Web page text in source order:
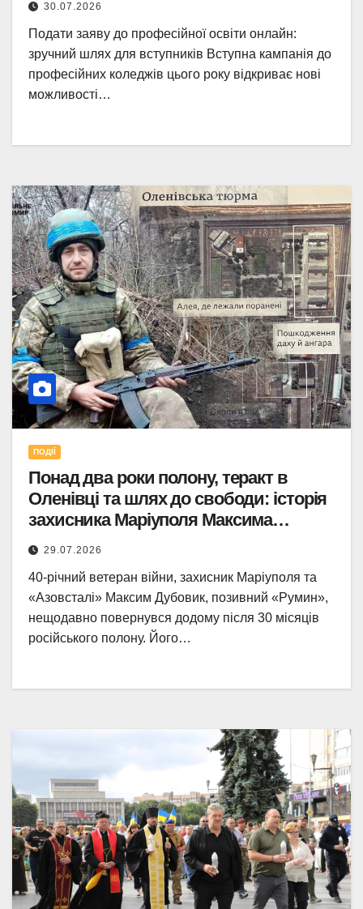
30.07.2026
Подати заяву до професійної освіти онлайн:
зручний шлях для вступників Вступна кампанія до
професійних коледжів цього року відкриває нові
можливості…
ПОДІЇ
Понад два роки полону, теракт в
Оленівці та шлях до свободи: історія
захисника Маріуполя Максима
Дубовика
29.07.2026
40-річний ветеран війни, захисник Маріуполя та
«Азовсталі» Максим Дубовик, позивний «Румин»,
нещодавно повернувся додому після 30 місяців
російського полону. Його…